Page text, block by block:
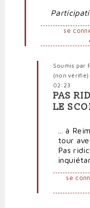
se
Soumis par
(non vérifié)
02:23
En
réponse
jaune
par
vérifié)
PAS
LE
... à
tour
Pas
se